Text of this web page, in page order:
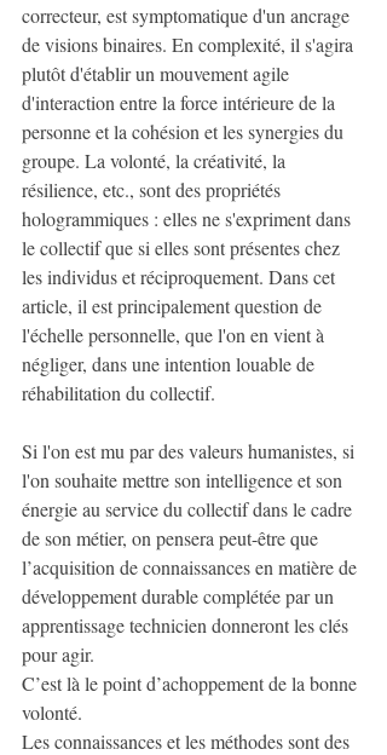
correcteur, est symptomatique d'un ancrage
de visions binaires. En complexité, il s'agira
plutôt d'établir un mouvement agile
d'interaction entre la force intérieure de la
personne et la cohésion et les synergies du
groupe. La volonté, la créativité, la
résilience, etc., sont des propriétés
hologrammiques : elles ne s'expriment dans
le collectif que si elles sont présentes chez
les individus et réciproquement. Dans cet
article, il est principalement question de
l'échelle personnelle, que l'on en vient à
négliger, dans une intention louable de
réhabilitation du collectif.
Si l'on est mu par des valeurs humanistes, si
l'on souhaite mettre son intelligence et son
énergie au service du collectif dans le cadre
de son métier, on pensera peut-être que
l’acquisition de connaissances en matière de
développement durable complétée par un
apprentissage technicien donneront les clés
pour agir.
C’est là le point d’achoppement de la bonne
volonté.
Les connaissances et les méthodes sont des